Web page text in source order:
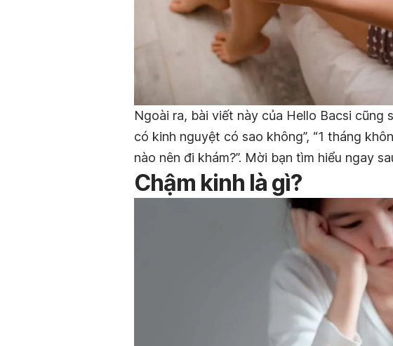
Ngoài ra, bài viết này của Hello Bacsi cũng
có kinh nguyệt có sao không”, “1 tháng
nào nên đi khám?”. Mời bạn tìm hiểu ngay
Chậm kinh là gì?